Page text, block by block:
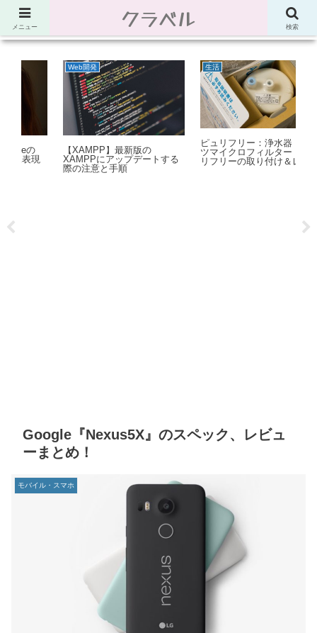
節約、こだわり、使い道。「決め手」がわかる比較サイト。でしたが最近は雑
多なブログ
ツマイクロフィルター ピュ
リフリーの取り付け＆レビュ
Power Automate Desktop
Power Automate Desktop：
リストの件数をカウントする
方法（プロパティの利用）
Google『Nexus5X』のスペック、レビュ
ーまとめ！
モバイル・スマホ
メニュー クラベル 検索